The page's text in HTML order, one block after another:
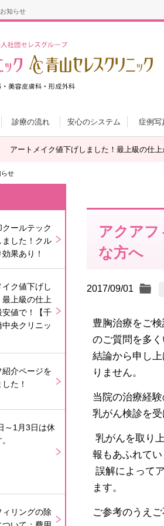
知らせ
診療の流れ 安心のシステム 症例写
アートメイク値下げしました！最上級の仕
らせ
アクアフ
な方へ
2017/09/01
豊胸治療をご
のご質問を多く
結論から申し
りません。
当院の治療経
乳がん検診を
乳がんを取り
報もあふれてい
誤解によって
ます。
ご参考のうえ
クールテック
ました！クル
果あり！
イク値下げし
最上級の仕上
安値で！【千
央クリニッ
紹介ページを
た！
～1月3日は休
ィリングの除